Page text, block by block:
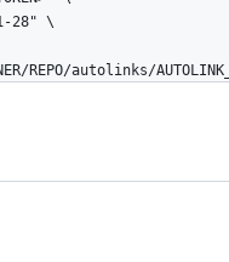
REPO/autolinks/